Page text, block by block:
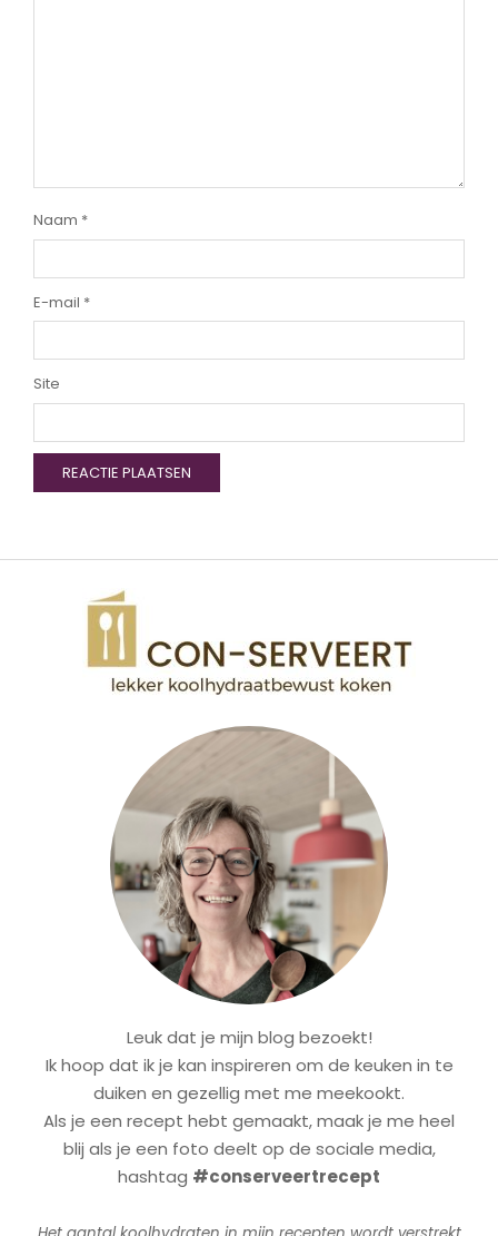
Naam *
E-mail *
Site
Leuk dat je mijn blog bezoekt!
Ik hoop dat ik je kan inspireren om de keuken in te
duiken en gezellig met me meekookt.
Als je een recept hebt gemaakt, maak je me heel
blij als je een foto deelt op de sociale media,
hashtag #conserveertrecept